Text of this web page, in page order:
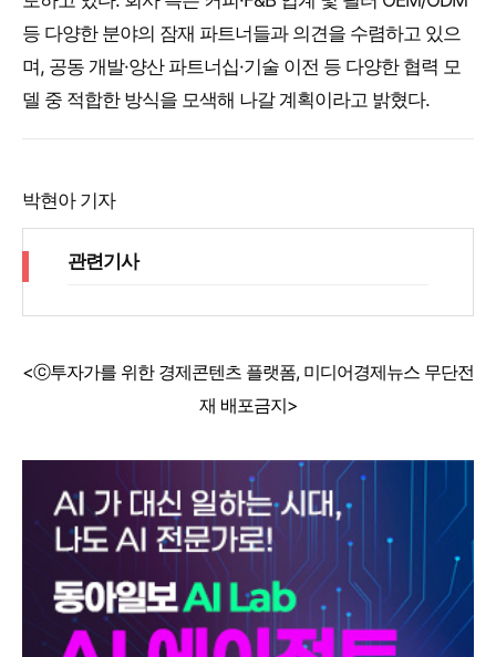
등 다양한 분야의 잠재 파트너들과 의견을 수렴하고 있으
며, 공동 개발·양산 파트너십·기술 이전 등 다양한 협력 모
델 중 적합한 방식을 모색해 나갈 계획이라고 밝혔다.
박현아 기자
관련기사
<ⓒ투자가를 위한 경제콘텐츠 플랫폼, 미디어경제뉴스 무단전
재 배포금지>